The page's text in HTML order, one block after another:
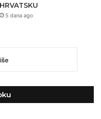
HRVATSKU
5 dana ago